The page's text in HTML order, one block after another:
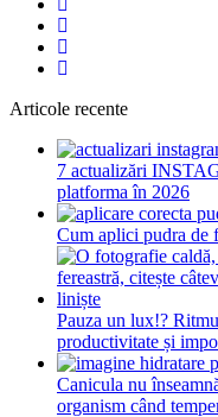
Articole recente
7 actualizări
platforma în 2026
Cum aplici pudra de
Pauza un lux!?
productivitate și
Canicula nu
organism când